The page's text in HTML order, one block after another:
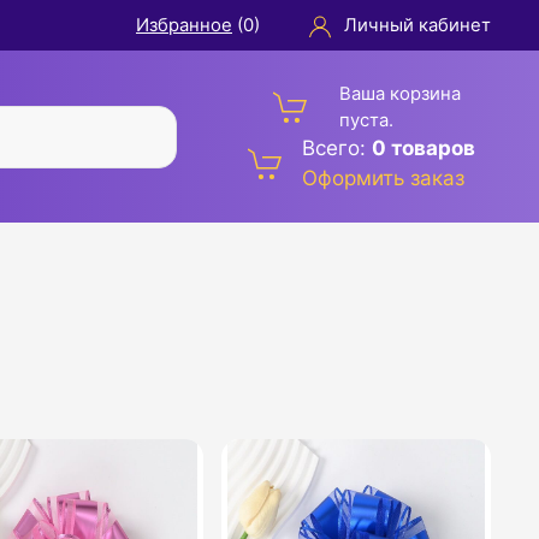
Избранное (0) Личный кабинет
Ваша корзина
пуста.
Всего: 0 товаров
Оформить заказ